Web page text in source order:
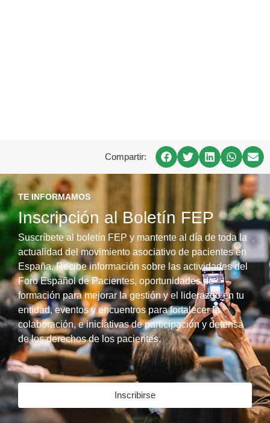
Compartir:
TE INFORMAMOS
Inscripción al Boletín FEP
Suscríbete al boletín FEP y mantente al día de toda la
actualidad del movimiento asociativo de pacientes en
España. Recibe información sobre las actividades del
Foro Español de Pacientes, oportunidades de
formación para mejorar la gestión y el liderazgo en tu
entidad, eventos y encuentros para fortalecer la
colaboración, e iniciativas de participación y defensa
de los derechos de los pacientes.
Inscribirse